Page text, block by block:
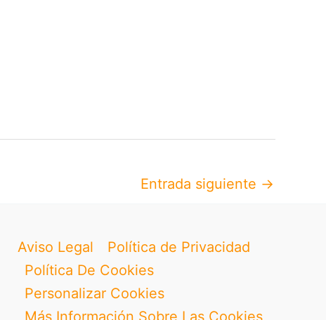
Entrada siguiente →
Aviso Legal
Política de Privacidad
Política De Cookies
Personalizar Cookies
Más Información Sobre Las Cookies